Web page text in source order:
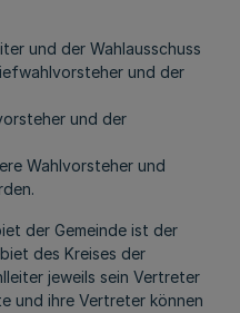
und der Wahlausschuss
und der
und der
Wahlvorsteher und
der Gemeinde ist der
des Kreises der
jeweils sein Vertreter
und ihre Vertreter können